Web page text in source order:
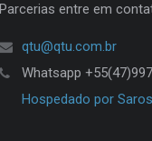
Parcerias entre em
qtu@qtu.com.br
Whatsapp
Hospedado por